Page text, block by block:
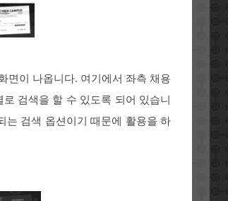
면이 나옵니다. 여기에서 좌측 채용
검색을 할 수 있도록 되어 있습니
는 검색 옵션이기 때문에 활용을 하